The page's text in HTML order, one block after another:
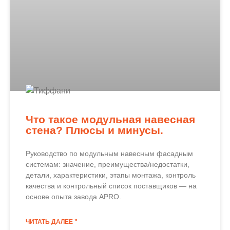
Что такое модульная навесная
стена? Плюсы и минусы.
Руководство по модульным навесным фасадным
системам: значение, преимущества/недостатки,
детали, характеристики, этапы монтажа, контроль
качества и контрольный список поставщиков — на
основе опыта завода APRO.
ЧИТАТЬ ДАЛЕЕ "